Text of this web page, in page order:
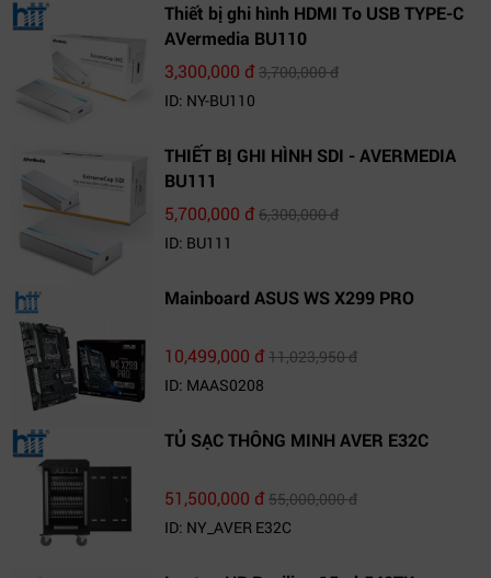
Thiết bị ghi hình HDMI To USB TYPE-C
AVermedia BU110
3,300,000 đ3,700,000 đ
ID: NY-BU110
THIẾT BỊ GHI HÌNH SDI - AVERMEDIA
BU111
5,700,000 đ6,300,000 đ
ID: BU111
Mainboard ASUS WS X299 PRO
10,499,000 đ11,023,950 đ
ID: MAAS0208
TỦ SẠC THÔNG MINH AVER E32C
51,500,000 đ55,000,000 đ
ID: NY_AVER E32C